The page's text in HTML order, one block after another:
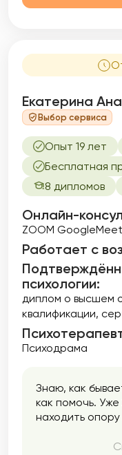
Екатерина
Выбор сервиса
Опыт 19 лет
Бесплатная
8 дипломов
Онлайн-
ZOOM
Работает с
психологии:
диплом о высшем
квалификации
Психодрама
Знаю, как
как помочь.
находить
отношениях,